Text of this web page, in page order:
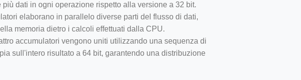
dati in ogni operazione rispetto alla versione a 32 bit.
elaborano in parallelo diverse parti del flusso di dati,
memoria dietro i calcoli effettuati dalla CPU.
accumulatori vengono uniti utilizzando una sequenza di
sull'intero risultato a 64 bit, garantendo una distribuzione